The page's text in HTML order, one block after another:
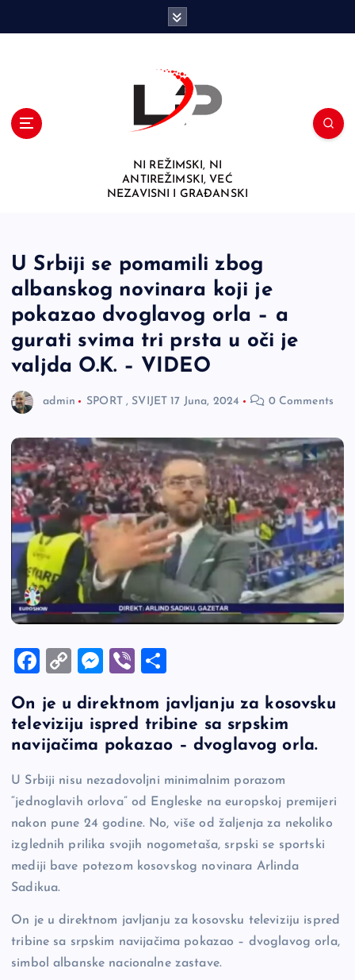
NI REŽIMSKI, NI
ANTIREŽIMSKI, VEĆ
NEZAVISNI I GRAĐANSKI
U Srbiji se pomamili zbog
albanskog novinara koji je
pokazao dvoglavog orla – a
gurati svima tri prsta u oči je
valjda O.K. – VIDEO
admin SPORT , SVIJET 17 Juna, 2024 0 Comments
F
c
e
o
o
k
C
p
y
n
k
M
se
n
er
Vi
er ar
e
On je u direktnom javljanju za kosovsku
televiziju ispred tribine sa srpskim
navijačima pokazao – dvoglavog orla.
U Srbiji nisu nezadovoljni minimalnim porazom
“jednoglavih orlova” od Engleske na europskoj premijeri
nakon pune 24 godine. No, više od žaljenja za nekoliko
izglednih prilika svojih nogometaša, srpski se sportski
mediji bave potezom kosovskog novinara Arlinda
Sadikua.
On je u direktnom javljanju za kosovsku televiziju ispred
tribine sa srpskim navijačima pokazao – dvoglavog orla,
simbol albanske nacionalne zastave.